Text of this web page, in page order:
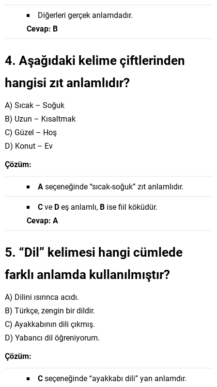
Diğerleri gerçek anlamdadır.
Cevap: B
4. Aşağıdaki kelime çiftlerinden
hangisi zıt anlamlıdır?
A) Sıcak – Soğuk
B) Uzun – Kısaltmak
C) Güzel – Hoş
D) Konut – Ev
Çözüm:
Aseçeneğinde “sıcak-soğuk” zıt anlamlıdır.
Cve Deş anlamlı, B ise fiil köküdür.
Cevap: A
5. “Dil” kelimesi hangi cümlede
farklı anlamda kullanılmıştır?
A) Dilini ısırınca acıdı.
B) Türkçe, zengin bir dildir.
C) Ayakkabının dili çıkmış.
D) Yabancı dil öğreniyorum.
Çözüm:
Cseçeneğinde “ayakkabı dili” yan anlamdır.